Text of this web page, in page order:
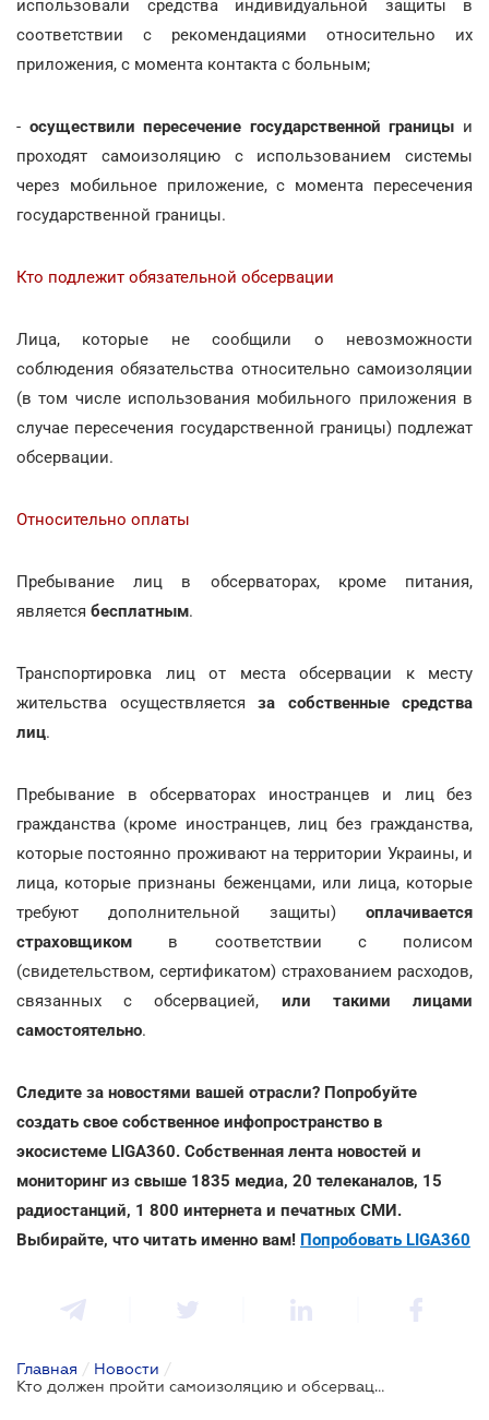
использовали средства индивидуальной защиты в
соответствии с рекомендациями относительно их
приложения, с момента контакта с больным;
- осуществили пересечение государственной границы и
проходят самоизоляцию с использованием системы
через мобильное приложение, с момента пересечения
государственной границы.
Кто подлежит обязательной обсервации
Лица, которые не сообщили о невозможности
соблюдения обязательства относительно самоизоляции
(в том числе использования мобильного приложения в
случае пересечения государственной границы) подлежат
обсервации.
Относительно оплаты
Пребывание лиц в обсерваторах, кроме питания,
является бесплатным.
Транспортировка лиц от места обсервации к месту
жительства осуществляется за собственные средства
лиц.
Пребывание в обсерваторах иностранцев и лиц без
гражданства (кроме иностранцев, лиц без гражданства,
которые постоянно проживают на территории Украины, и
лица, которые признаны беженцами, или лица, которые
требуют дополнительной защиты) оплачивается
страховщиком в соответствии с полисом
(свидетельством, сертификатом) страхованием расходов,
связанных с обсервацией, или такими лицами
самостоятельно.
Следите за новостями вашей отрасли? Попробуйте
создать свое собственное инфопространство в
экосистеме LIGA360. Собственная лента новостей и
мониторинг из свыше 1835 медиа, 20 телеканалов, 15
радиостанций, 1 800 интернета и печатных СМИ.
Выбирайте, что читать именно вам! Попробовать LIGA360
Главная / Новости /
Кто должен пройти самоизоляцию и обсервацию в соответствии с новым постановлением Кабмина